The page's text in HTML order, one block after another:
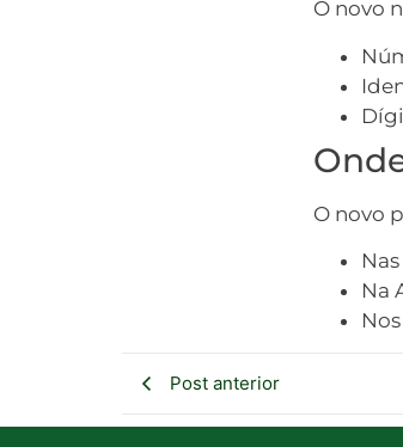
O novo
O novo
Na
Post anterior